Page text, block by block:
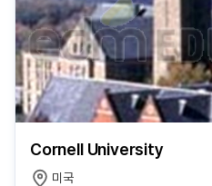
Cornell University
미국